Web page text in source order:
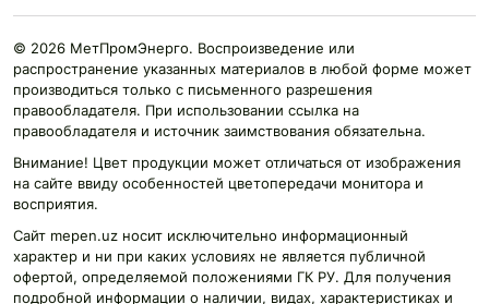
© 2026 МетПромЭнерго. Воспроизведение или
распространение указанных материалов в любой форме может
производиться только с письменного разрешения
правообладателя. При использовании ссылка на
правообладателя и источник заимствования обязательна.
Внимание! Цвет продукции может отличаться от изображения
на сайте ввиду особенностей цветопередачи монитора и
восприятия.
Сайт mepen.uz носит исключительно информационный
характер и ни при каких условиях не является публичной
офертой, определяемой положениями ГК РУ. Для получения
подробной информации о наличии, видах, характеристиках и